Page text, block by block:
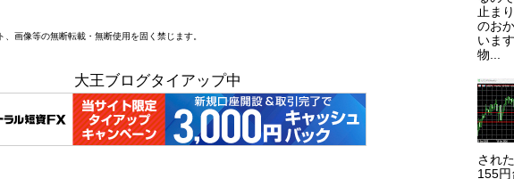
、画像等の無断転載・無断使用を固く禁じます。
大王ブログタイアップ中
止ま
のお
いま
物...
され
155